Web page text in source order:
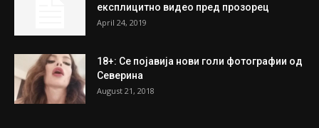
експлицитно видео пред прозорец
April 24, 2019
18+: Се појавија нови голи фотографии од
Северина
August 21, 2018